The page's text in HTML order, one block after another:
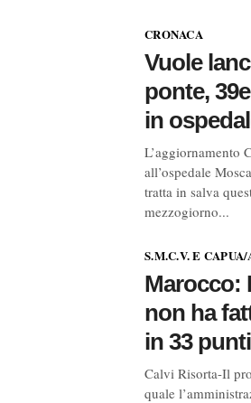
CRONACA
Vuole
ponte,
in
L’aggiornamento
all’ospedale
tratta in salva
mezzogiorno...
S.M.C.V. E
Marocco:
non ha
in 33 punti
Calvi Risorta-Il
quale